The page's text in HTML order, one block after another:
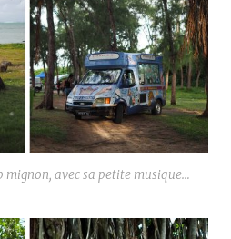
mignon, avec sa petite musique…